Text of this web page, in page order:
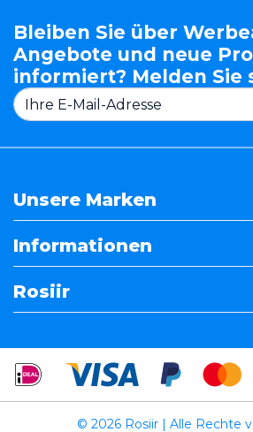
Bleiben Sie über
Angebote und neue
informiert? Melden Sie
Unsere Marken
Informationen
Rosiir
© 2026 Rosiir | Alle Rechte